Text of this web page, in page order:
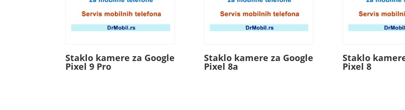
Staklo kamere za Google
Pixel 9 Pro
Staklo kamere za Google
Pixel 8a
Staklo
Pixel 8